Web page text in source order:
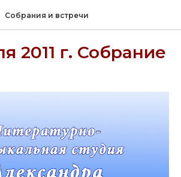
Собрания и встречи
2011 г. Собрание